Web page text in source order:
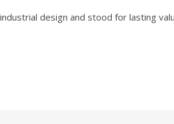
design and stood for lasting